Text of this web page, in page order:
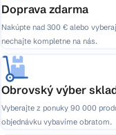
Doprava zdarma
Nakúpte nad 300 € alebo
nechajte kompletne na nás.
Obrovský výber
Vyberajte z ponuky 90 000
objednávku vybavíme obratom.